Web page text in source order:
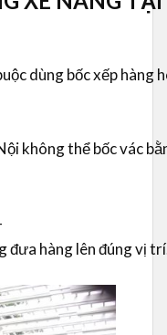
dùngbốc xếp hàng
không thểbốc vác
đưa hàng lên đúng vị